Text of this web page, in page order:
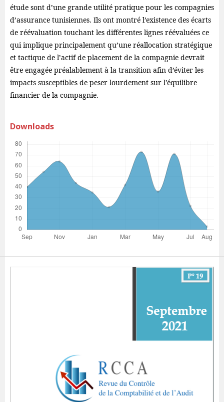
étude sont d’une grande utilité pratique pour les compagnies
d’assurance tunisiennes. Ils ont montré l’existence des écarts
de réévaluation touchant les différentes lignes réévaluées ce
qui implique principalement qu’une réallocation stratégique
et tactique de l’actif de placement de la compagnie devrait
être engagée préalablement à la transition afin d’éviter les
impacts susceptibles de peser lourdement sur l’équilibre
financier de la compagnie.
Downloads